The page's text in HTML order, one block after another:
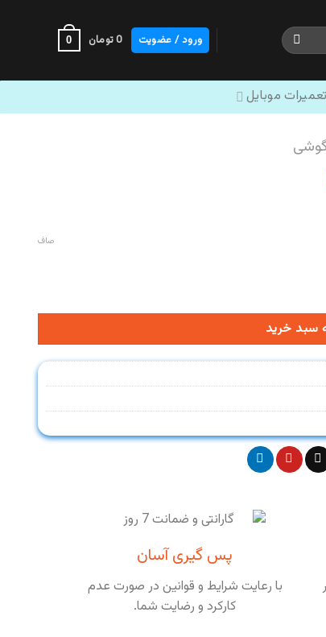
ورود / عضویت 0تومان 0
تعمیرات موبایل
صاف
سبد خرید
پس گیری آسان
با رعایت شرایط و قوانین در صورت عدم
کارکرد و رضایت شما.